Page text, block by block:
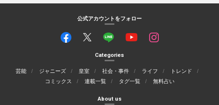
公式アカウントをフォロー
Categories
芸能 ジャニーズ 皇室 社会・事件 ライフ
トレンド
コミックス
連載一覧 タグ一覧 無料占い
About us